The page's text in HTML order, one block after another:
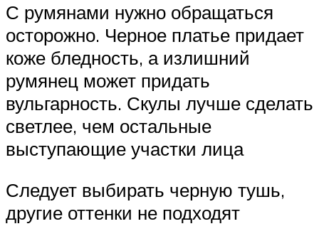
С румянами нужно обращаться
осторожно. Черное платье придает
коже бледность, а излишний
румянец может придать
вульгарность. Скулы лучше сделать
светлее, чем остальные
выступающие участки лица
Следует выбирать черную тушь,
другие оттенки не подходят